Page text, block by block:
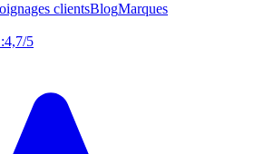
clientsBlogMarques
4,7/5